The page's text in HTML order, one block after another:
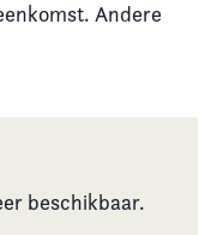
Andere
beschikbaar.